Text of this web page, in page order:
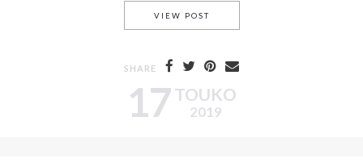
17 TOUKO
2019
VIEW POSTTAULUT JA NIIDEN TARINAT,
SHARE